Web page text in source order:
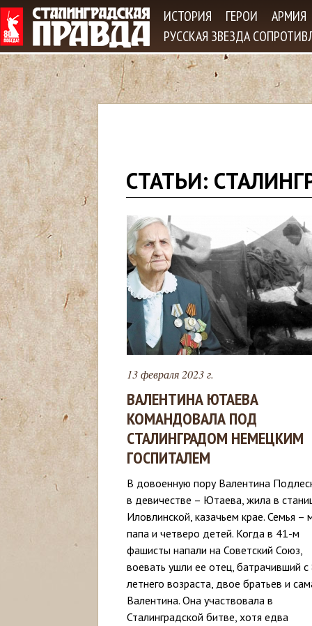
ИСТОРИЯ ГЕРОИ
АРМИЯ
РУССКАЯ ЗВЕЗДА
ы
з
д
е
с
ь
СТАТЬИ:
13 февраля 2023 г.
ВАЛЕНТИНА ЮТАЕВА
КОМАНДОВАЛА ПОД
СТАЛИНГРАДОМ НЕМЕЦКИМ
ГОСПИТАЛЕМ
В довоенную пору Валентина
в девичестве – Ютаева, жила в
Иловлинской, казачьем крае. Семья –
папа и четверо детей. Когда в 41-м
фашисты напали на Советский Союз,
воевать ушли ее отец, батрачивший
летнего возраста, двое братьев и
Валентина. Она участвовала в
Сталинградской битве, хотя едва